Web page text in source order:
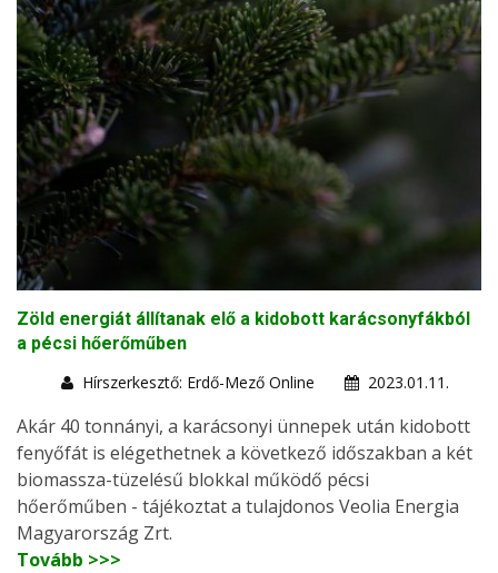
Zöld energiát állítanak elő a kidobott karácsonyfákból
a pécsi hőerőműben
Hírszerkesztő: Erdő-Mező Online
2023.01.11.
Akár 40 tonnányi, a karácsonyi ünnepek után kidobott
fenyőfát is elégethetnek a következő időszakban a két
biomassza-tüzelésű blokkal működő pécsi
hőerőműben - tájékoztat a tulajdonos Veolia Energia
Magyarország Zrt.
Tovább >>>